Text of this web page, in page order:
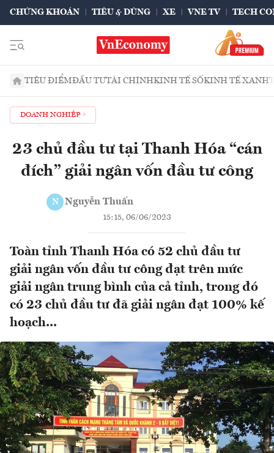
CHỨNG KHOÁN TIÊU & DÙNG XE VNE TV TECH
TIÊU ĐIỂMĐẦU TƯTÀI CHÍNHKINH TẾ SỐKINH TẾ XANH
DOANH NGHIỆP
23 chủ đầu tư tại Thanh Hóa “cán
đích” giải ngân vốn đầu tư công
N Nguyễn Thuấn
15:15, 06/06/2023
Toàn tỉnh Thanh Hóa có 52 chủ đầu tư
giải ngân vốn đầu tư công đạt trên mức
giải ngân trung bình của cả tỉnh, trong đó
có 23 chủ đầu tư đã giải ngân đạt 100% kế
hoạch...